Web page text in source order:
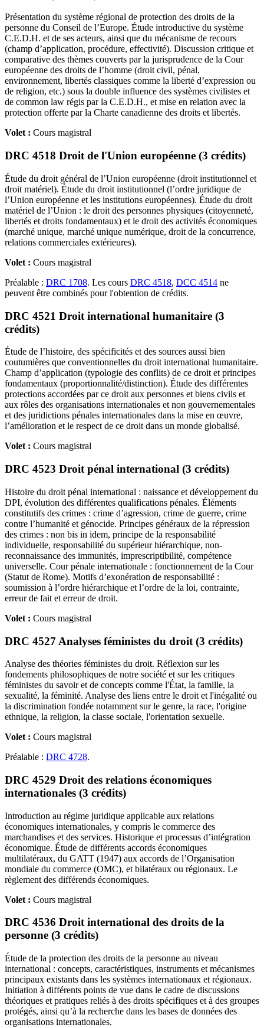
Présentation du système régional de protection des droits de la
personne du Conseil de l’Europe. Étude introductive du système
C.E.D.H. et de ses acteurs, ainsi que du mécanisme de recours
(champ d’application, procédure, effectivité). Discussion critique et
comparative des thèmes couverts par la jurisprudence de la Cour
européenne des droits de l’homme (droit civil, pénal,
environnement, libertés classiques comme la liberté d’expression ou
de religion, etc.) sous la double influence des systèmes civilistes et
de common law régis par la C.E.D.H., et mise en relation avec la
protection offerte par la Charte canadienne des droits et libertés.
Volet : Cours magistral
DRC 4518 Droit de l'Union européenne (3 crédits)
Étude du droit général de l’Union européenne (droit institutionnel et
droit matériel). Étude du droit institutionnel (l’ordre juridique de
l’Union européenne et les institutions européennes). Étude du droit
matériel de l’Union : le droit des personnes physiques (citoyenneté,
libertés et droits fondamentaux) et le droit des activités économiques
(marché unique, marché unique numérique, droit de la concurrence,
relations commerciales extérieures).
Volet : Cours magistral
Préalable : DRC 1708. Les cours DRC 4518, DCC 4514 ne
peuvent être combinés pour l'obtention de crédits.
DRC 4521 Droit international humanitaire (3
crédits)
Étude de l’histoire, des spécificités et des sources aussi bien
coutumières que conventionnelles du droit international humanitaire.
Champ d’application (typologie des conflits) de ce droit et principes
fondamentaux (proportionnalité/distinction). Étude des différentes
protections accordées par ce droit aux personnes et biens civils et
aux rôles des organisations internationales et non gouvernementales
et des juridictions pénales internationales dans la mise en œuvre,
l’amélioration et le respect de ce droit dans un monde globalisé.
Volet : Cours magistral
DRC 4523 Droit pénal international (3 crédits)
Histoire du droit pénal international : naissance et développement du
DPI, évolution des différentes qualifications pénales. Éléments
constitutifs des crimes : crime d’agression, crime de guerre, crime
contre l’humanité et génocide. Principes généraux de la répression
des crimes : non bis in idem, principe de la responsabilité
individuelle, responsabilité du supérieur hiérarchique, non-
reconnaissance des immunités, imprescriptibilité, compétence
universelle. Cour pénale internationale : fonctionnement de la Cour
(Statut de Rome). Motifs d’exonération de responsabilité :
soumission à l’ordre hiérarchique et l’ordre de la loi, contrainte,
erreur de fait et erreur de droit.
Volet : Cours magistral
DRC 4527 Analyses féministes du droit (3 crédits)
Analyse des théories féministes du droit. Réflexion sur les
fondements philosophiques de notre société et sur les critiques
féministes du savoir et de concepts comme l'État, la famille, la
sexualité, la féminité. Analyse des liens entre le droit et l'inégalité ou
la discrimination fondée notamment sur le genre, la race, l'origine
ethnique, la religion, la classe sociale, l'orientation sexuelle.
Volet : Cours magistral
Préalable : DRC 4728.
DRC 4529 Droit des relations économiques
internationales (3 crédits)
Introduction au régime juridique applicable aux relations
économiques internationales, y compris le commerce des
marchandises et des services. Historique et processus d’intégration
économique. Étude de différents accords économiques
multilatéraux, du GATT (1947) aux accords de l’Organisation
mondiale du commerce (OMC), et bilatéraux ou régionaux. Le
règlement des différends économiques.
Volet : Cours magistral
DRC 4536 Droit international des droits de la
personne (3 crédits)
Étude de la protection des droits de la personne au niveau
international : concepts, caractéristiques, instruments et mécanismes
principaux existants dans les systèmes internationaux et régionaux.
Initiation à différents points de vue dans le cadre de discussions
théoriques et pratiques reliés à des droits spécifiques et à des groupes
protégés, ainsi qu’à la recherche dans les bases de données des
organisations internationales.